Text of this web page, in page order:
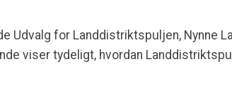
Udvalg for Landdistriktspuljen, Nynne
viser tydeligt, hvordan